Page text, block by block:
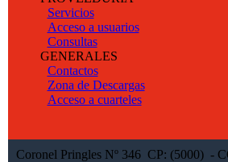
Servicios
Acceso a usuarios
Consultas
GENERALES
Contactos
Zona de Descargas
Acceso a cuarteles
Coronel Pringles Nº 346 CP: (5000)